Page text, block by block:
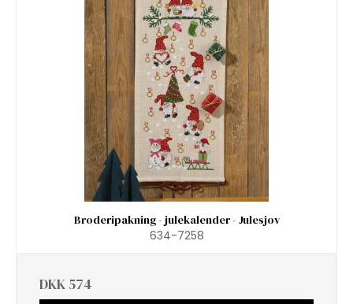
Broderipakning - julekalender - Julesjov
634-7258
DKK 574